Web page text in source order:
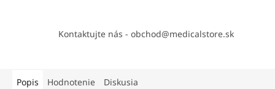
Kontaktujte nás - obchod@medicalstore.sk
Popis Hodnotenie Diskusia